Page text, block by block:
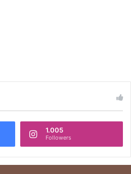
1.005
Followers